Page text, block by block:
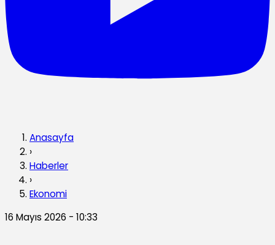
Anasayfa
›
Haberler
›
Ekonomi
16 Mayıs 2026 - 10:33